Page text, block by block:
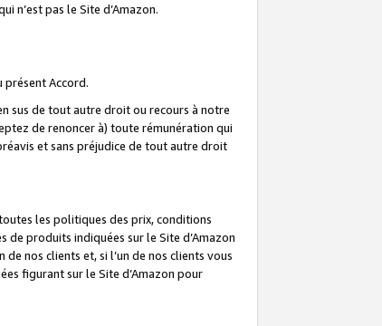
n’est pas le Site d’Amazon.
Accord.
sus de tout autre droit ou recours à notre
de renoncer à) toute rémunération qui
et sans préjudice de tout autre droit
les politiques des prix, conditions
produits indiquées sur le Site d’Amazon
nos clients et, si l’un de nos clients vous
figurant sur le Site d’Amazon pour